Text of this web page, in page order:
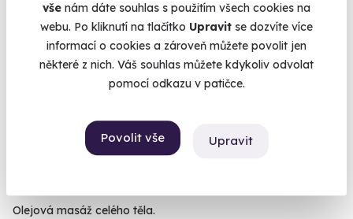
vše nám dáte souhlas s použitím všech cookies na
webu. Po kliknutí na tlačítko Upravit se dozvíte více
informací o cookies a zároveň můžete povolit jen
některé z nich. Váš souhlas můžete kdykoliv odvolat
pomocí odkazu v patičce.
Povolit vše Upravit
Olejová masáž celého těla.